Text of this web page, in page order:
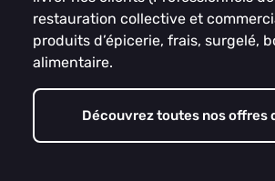
restauration collective et
produits d’épicerie, frais, surgelé,
alimentaire.
Découvrez toutes nos offres